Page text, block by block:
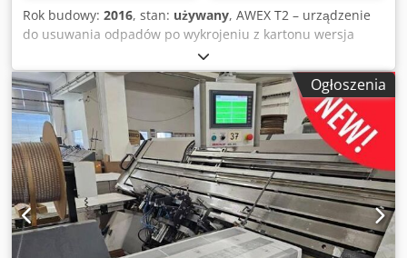
Rok budowy: 2016, stan: używany, AWEX T2 – urządzenie
do usuwania odpadów po wykrojeniu z kartonu wersja
pneumatyczna Wytrzymałe i sprawdzone urządzenie do
szybkiego usuwania odpadów po wykrojeniu z kartonu i
tektury falistej Moc silnika: 400 W Ciśnienie robocze: 6,3
bar Dodpeznccbefx Amajwa Waga: ok. 4 kg Szerokość
łańcucha: 20 mm dostępne w krótkim terminie
Ogłoszenia